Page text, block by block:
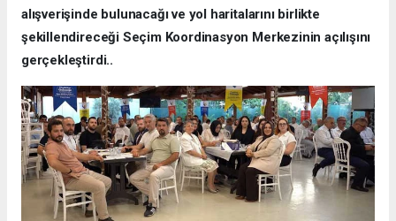
alışverişinde bulunacağı ve yol haritalarını birlikte
şekillendireceği Seçim Koordinasyon Merkezinin açılışını
gerçekleştirdi..